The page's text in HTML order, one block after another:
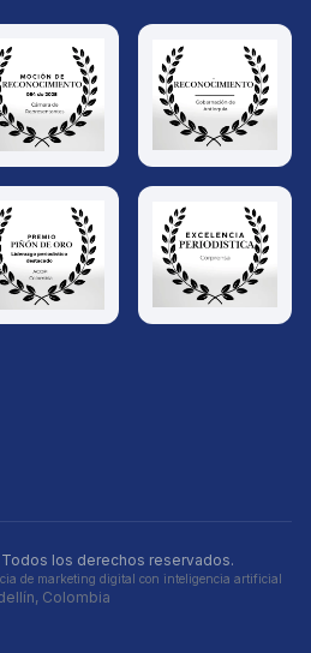
los derechos reservados.
de marketing digital con inteligencia artificial
Colombia